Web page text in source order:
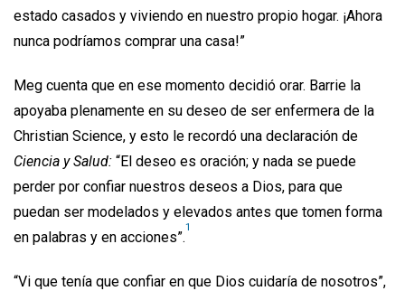
estado casados y viviendo en nuestro propio hogar. ¡Ahora
nunca podríamos comprar una casa!”
Meg cuenta que en ese momento decidió orar. Barrie la
apoyaba plenamente en su deseo de ser enfermera de la
Christian Science, y esto le recordó una declaración de
Ciencia y Salud: “El deseo es oración; y nada se puede
perder por confiar nuestros deseos a Dios, para que
puedan ser modelados y elevados antes que tomen forma
en palabras y en acciones”.
1
“Vi que tenía que confiar en que Dios cuidaría de nosotros”,